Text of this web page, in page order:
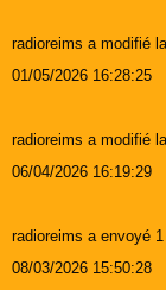
radioreims a modifié
01/05/2026 16:28:25
radioreims a modifié
06/04/2026 16:19:29
radioreims a envoyé
08/03/2026 15:50:28